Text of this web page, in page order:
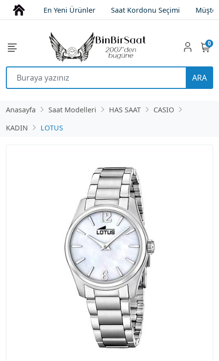
En Yeni Ürünler Saat Kordonu Seçimi
ARA
0
Anasayfa Saat Modelleri HAS SAAT
CASIO
KADIN
LOTUS